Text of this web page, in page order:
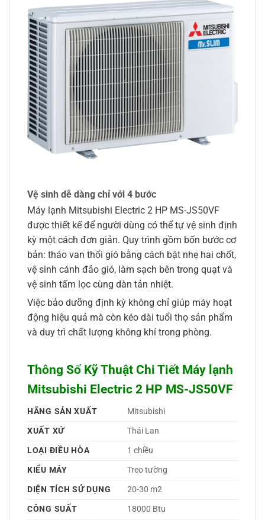
Vệ sinh dễ dàng chỉ với 4 bước
Máy lạnh Mitsubishi Electric 2 HP MS-JS50VF
được thiết kế để người dùng có thể tự vệ sinh định
kỳ một cách đơn giản. Quy trình gồm bốn bước cơ
bản: tháo van thổi gió bằng cách bật nhẹ hai chốt,
vệ sinh cánh đảo gió, làm sạch bên trong quạt và
vệ sinh tấm lọc cùng dàn tản nhiệt.
Việc bảo dưỡng định kỳ không chỉ giúp máy hoạt
động hiệu quả mà còn kéo dài tuổi thọ sản phẩm
và duy trì chất lượng không khí trong phòng.
Thông Số Kỹ Thuật Chi Tiết Máy lạnh
Mitsubishi Electric 2 HP MS-JS50VF
HÃNG SẢN XUẤT
Mitsubishi
XUẤT XỨ
Thái Lan
LOẠI ĐIỀU HÒA
1 chiều
KIỂU MÁY
Treo tường
DIỆN TÍCH SỬ DỤNG
20-30 m2
CÔNG SUẤT
18000 Btu